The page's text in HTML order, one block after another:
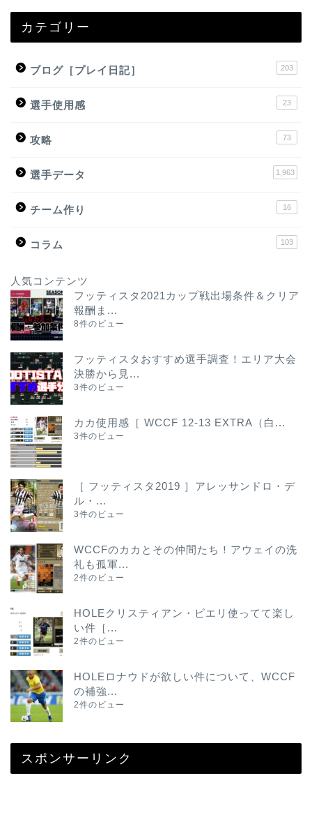
カテゴリー
ブログ［プレイ日記］ 203
選手使用感 23
攻略 73
選手データ 1,963
チーム作り 16
コラム 103
人気コンテンツ
フッティスタ2021カップ戦出場条件＆クリア
報酬ま...
8件のビュー
フッティスタおすすめ選手調査！エリア大会
決勝から見...
3件のビュー
カカ使用感［ WCCF 12-13 EXTRA（白...
3件のビュー
［ フッティスタ2019 ］アレッサンドロ・デ
ル・...
3件のビュー
WCCFのカカとその仲間たち！アウェイの洗
礼も孤軍...
2件のビュー
HOLEクリスティアン・ビエリ使ってて楽し
い件［...
2件のビュー
HOLEロナウドが欲しい件について、WCCF
の補強...
2件のビュー
スポンサーリンク